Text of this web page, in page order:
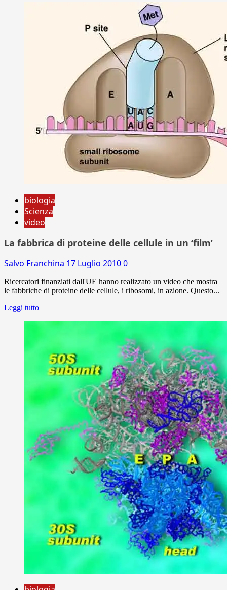
biologia
Scienza
video
La fabbrica di proteine delle cellule in un ‘film’
Salvo Franchina 17 Luglio 20100
Ricercatori finanziati dall'UE hanno realizzato un video che mostra
le fabbriche di proteine delle cellule, i ribosomi, in azione. Questo...
Leggi tutto